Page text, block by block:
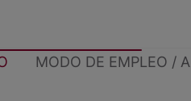
MODO DE EMPLEO /